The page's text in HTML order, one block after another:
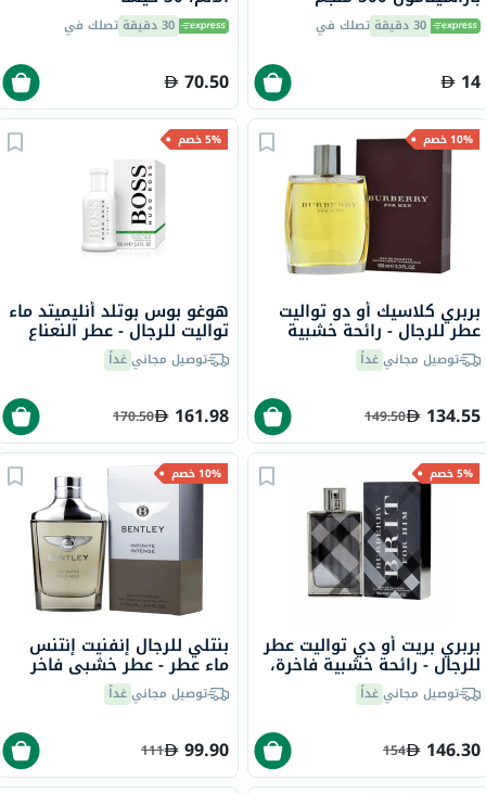
قرص 30 دقيقة تصلك في
14
30 دقيقة تصلك في
70.50
10% خصم
بربري كلاسيك أو دو تواليت
عطر للرجال - رائحة خشبية
حارة فاخرة 100 مل
توصيل مجانيغداً
134.55
149.50
5% خصم
هوغو بوس بوتلد أنليميتد ماء
تواليت للرجال - عطر النعناع
والخشب 100 مل
توصيل مجانيغداً
161.98
170.50
5% خصم
بربري بريت أو دي تواليت عطر
للرجال - رائحة خشبية فاخرة،
100 ملتوصيل مجانيغداً
146.30
154
10% خصم
بنتلي للرجال إنفنيت إنتنس
ماء عطر - عطر خشبي فاخر
100 ملتوصيل مجانيغداً
99.90
111